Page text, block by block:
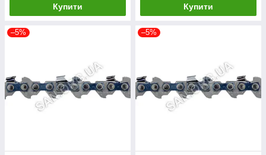
Купити Купити
–5% –5%